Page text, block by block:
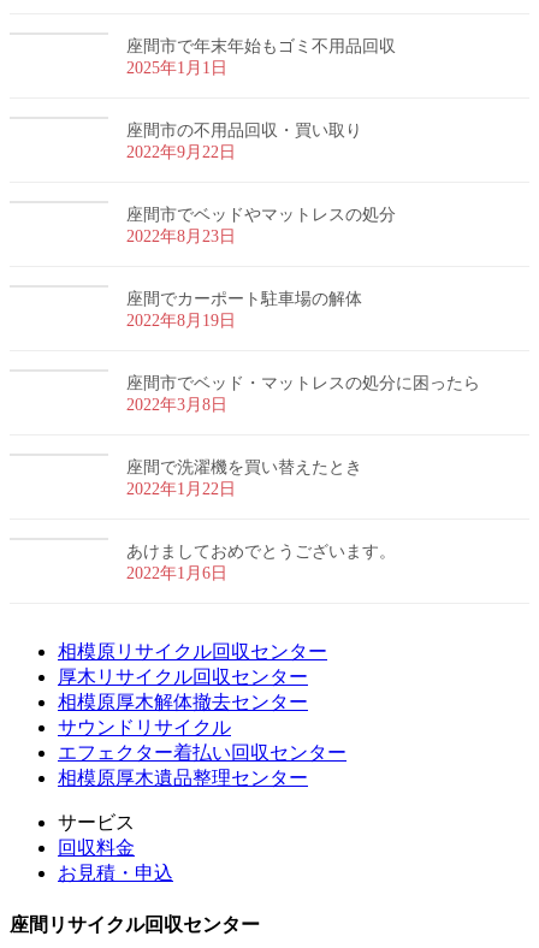
座間市で年末年始もゴミ不用品回収
2025年1月1日
座間市の不用品回収・買い取り
2022年9月22日
座間市でベッドやマットレスの処分
2022年8月23日
座間でカーポート駐車場の解体
2022年8月19日
座間市でベッド・マットレスの処分に困ったら
2022年3月8日
座間で洗濯機を買い替えたとき
2022年1月22日
あけましておめでとうございます。
2022年1月6日
相模原リサイクル回収センター
厚木リサイクル回収センター
相模原厚木解体撤去センター
サウンドリサイクル
エフェクター着払い回収センター
相模原厚木遺品整理センター
サービス
回収料金
お見積・申込
座間リサイクル回収センター